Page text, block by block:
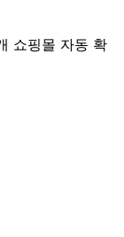
쇼핑몰 자동 확